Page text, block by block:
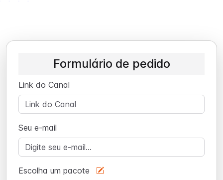
Formulário de pedido
Link do Canal
Seu e-mail
Escolha um pacote